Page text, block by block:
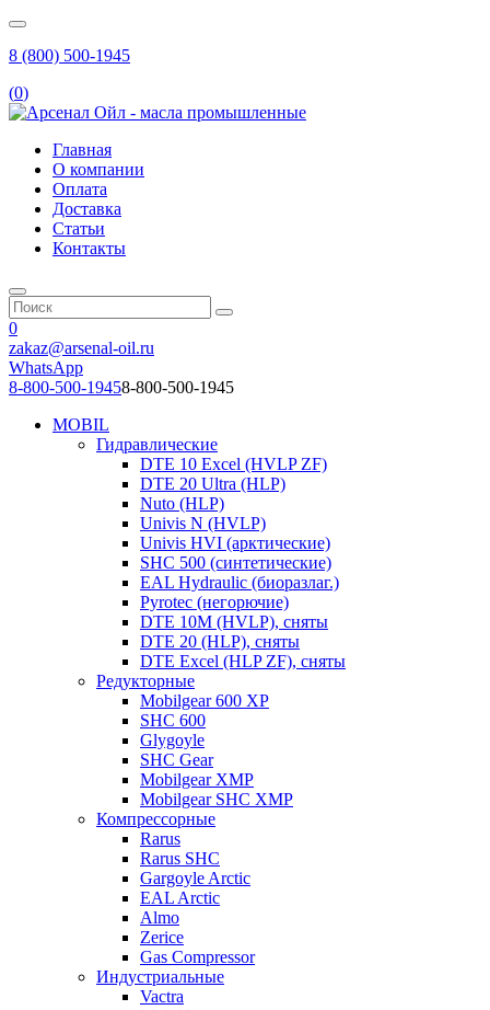
8 (800) 500-1945
(0)
Главная
О компании
Оплата
Доставка
Статьи
Контакты
0
zakaz@arsenal-oil.ru
WhatsApp
8-800-500-19458-800-500-1945
MOBIL
Гидравлические
DTE 10 Excel (HVLP ZF)
DTE 20 Ultra (HLP)
Nuto (HLP)
Univis N (HVLP)
Univis HVI (арктические)
SHC 500 (синтетические)
EAL Hydraulic (биоразлаг.)
Pyrotec (негорючие)
DTE 10M (HVLP), сняты
DTE 20 (HLP), сняты
DTE Excel (HLP ZF), сняты
Редукторные
Mobilgear 600 XP
SHC 600
Glygoyle
SHC Gear
Mobilgear XMP
Mobilgear SHC XMP
Компрессорные
Rarus
Rarus SHC
Gargoyle Arctic
EAL Arctic
Almo
Zerice
Gas Compressor
Индустриальные
Vactra